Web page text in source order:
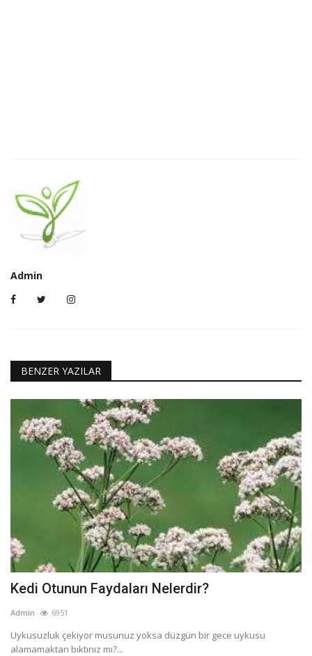
Admin
BENZER YAZILAR
Kedi Otunun Faydaları Nelerdir?
Admin 6951
Uykusuzluk çekiyor musunuz yoksa düzgün bir gece uykusu
alamamaktan bıktınız mı?...